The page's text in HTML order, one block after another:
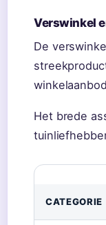
Verswinkel
De
Het brede
CATEGORIE